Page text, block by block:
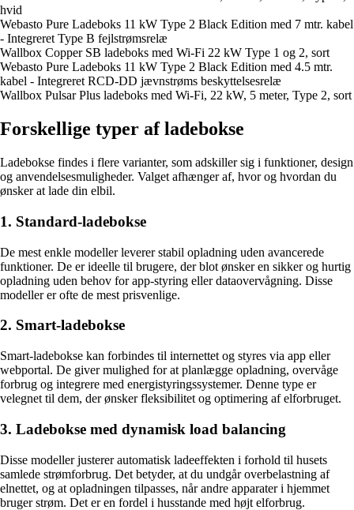
hvid
Webasto Pure Ladeboks 11 kW Type 2 Black Edition med 7 mtr. kabel
- Integreret Type B fejlstrømsrelæ
Wallbox Copper SB ladeboks med Wi-Fi 22 kW Type 1 og 2, sort
Webasto Pure Ladeboks 11 kW Type 2 Black Edition med 4.5 mtr.
kabel - Integreret RCD-DD jævnstrøms beskyttelsesrelæ
Wallbox Pulsar Plus ladeboks med Wi-Fi, 22 kW, 5 meter, Type 2, sort
Forskellige typer af ladebokse
Ladebokse findes i flere varianter, som adskiller sig i funktioner, design
og anvendelsesmuligheder. Valget afhænger af, hvor og hvordan du
ønsker at lade din elbil.
1. Standard-ladebokse
De mest enkle modeller leverer stabil opladning uden avancerede
funktioner. De er ideelle til brugere, der blot ønsker en sikker og hurtig
opladning uden behov for app-styring eller dataovervågning. Disse
modeller er ofte de mest prisvenlige.
2. Smart-ladebokse
Smart-ladebokse kan forbindes til internettet og styres via app eller
webportal. De giver mulighed for at planlægge opladning, overvåge
forbrug og integrere med energistyringssystemer. Denne type er
velegnet til dem, der ønsker fleksibilitet og optimering af elforbruget.
3. Ladebokse med dynamisk load balancing
Disse modeller justerer automatisk ladeeffekten i forhold til husets
samlede strømforbrug. Det betyder, at du undgår overbelastning af
elnettet, og at opladningen tilpasses, når andre apparater i hjemmet
bruger strøm. Det er en fordel i husstande med højt elforbrug.